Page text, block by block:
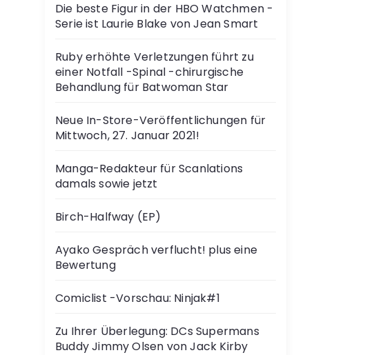
Die beste Figur in der HBO Watchmen -
Serie ist Laurie Blake von Jean Smart
Ruby erhöhte Verletzungen führt zu
einer Notfall -Spinal -chirurgische
Behandlung für Batwoman Star
Neue In-Store-Veröffentlichungen für
Mittwoch, 27. Januar 2021!
Manga-Redakteur für Scanlations
damals sowie jetzt
Birch-Halfway (EP)
Ayako Gespräch verflucht! plus eine
Bewertung
Comiclist -Vorschau: Ninjak#1
Zu Ihrer Überlegung: DCs Supermans
Buddy Jimmy Olsen von Jack Kirby